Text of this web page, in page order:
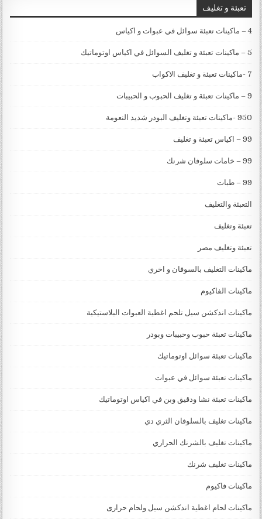
تعبئة و تغليف
4 – ماكينات تعبئة سوائل في عبوات و اكياس
5 – ماكينات تعبئة و تغليف السوائل في اكياس اوتوماتيك
7 -ماكينات تعبئة و تغليف الاكواب
9 – ماكينات تعبئة و تغليف الحبوب و الحبيبات
950 -ماكينات تعبئة وتغليف البودر شديد النعومة
99 – اكياس تعبئة و تغليف
99 – خامات سلوفان شرنك
99 – طبات
التعبئة والتغليف
تعبئة وتغليف
تعبئة وتغليف مصر
ماكينات التغليف بالسوفان و اخري
ماكينات الفاكيوم
ماكينات اندكشن سيل تلحم اغطية العبوات البلاستيكية
ماكينات تعبئة حبوب وحبيبات وبودر
ماكينات تعبئة سوائل اوتوماتيك
ماكينات تعبئة سوائل في عبوات
ماكينات تعبئة نشا ودقيق وبن في اكياس اوتوماتيك
ماكينات تغليف بالسلوفان الثري دي
ماكينات تغليف بالشرنك الحراري
ماكينات تغليف شرنك
ماكينات فاكيوم
ماكينات لحام اغطية اندكشن سيل ولحام حرارى